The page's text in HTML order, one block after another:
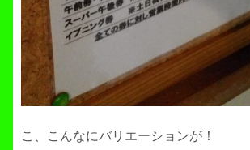
こ、こんなにバリエーションが！